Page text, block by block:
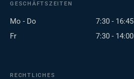
GESCHÄFTSZEITEN
Mo - Do
7:30 - 16:45
Fr
7:30 - 14:00
RECHTLICHES